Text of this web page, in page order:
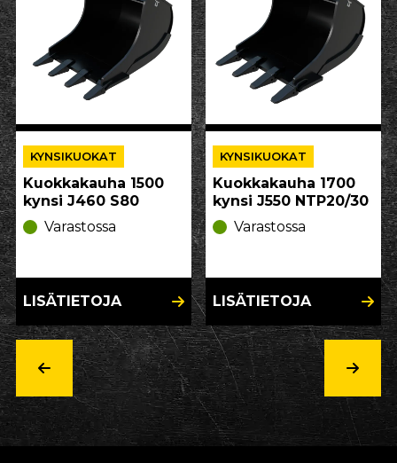
Kuokkakauha 1500
kynsi J460 S80
KYNSIKUOKAT
Varastossa
LISÄTIETOJA
Kuokkakauha 1700
kynsi J550 NTP20/30
KYNSIKUOKAT
Varastossa
LISÄTIETOJA